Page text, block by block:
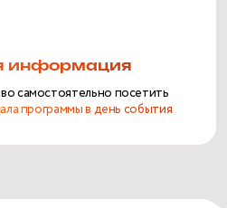
информация
самостоятельно посетить
программы в день события